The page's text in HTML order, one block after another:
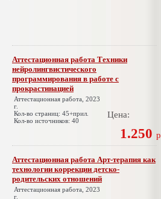
Аттестационная работа Техники
нейролингвистического
программирования в работе с
прокрастинацией
Аттестационная работа, 2023
г.
Кол-во страниц: 45+прил.
Кол-во источников: 40
Цена:
1.250 р
Аттестационная работа Арт-терапия как
технологии коррекции детско-
родительских отношений
Аттестационная работа, 2023
г.